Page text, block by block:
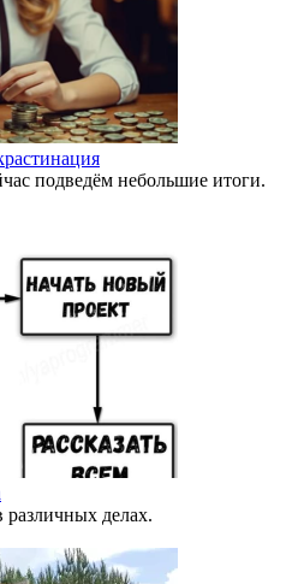
подведём небольшие итоги.
различных делах.